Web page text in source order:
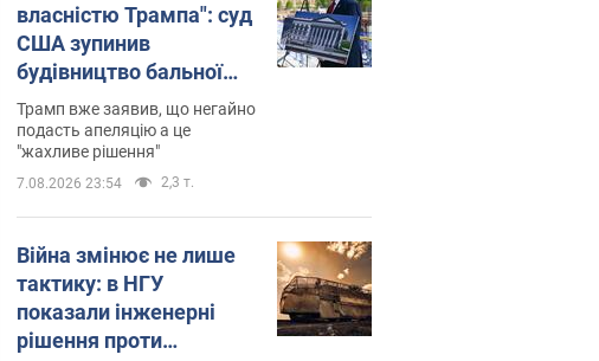
власністю Трампа": суд
США зупинив
будівництво бальної
зали за $400 млн
Трамп вже заявив, що негайно
подасть апеляцію а це
"жахливе рішення"
7.08.2026 23:54 2,3 т.
Війна змінює не лише
тактику: в НГУ
показали інженерні
рішення проти